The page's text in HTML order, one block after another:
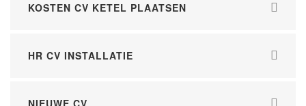
KOSTEN CV KETEL PLAATSEN
HR CV INSTALLATIE
NIEUWE CV